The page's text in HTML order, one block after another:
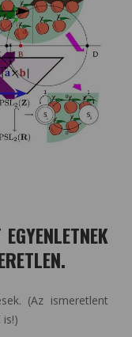
(Az ismeretlent